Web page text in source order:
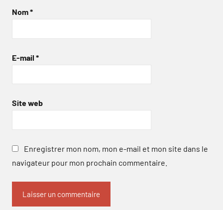
Nom*
E-mail *
Site web
Enregistrer mon nom, mon e-mail et mon site dans le
navigateur pour mon prochain commentaire.